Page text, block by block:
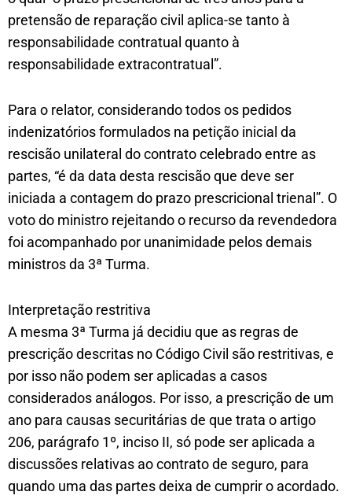
pretensão de reparação civil aplica-se tanto à
responsabilidade contratual quanto à
responsabilidade extracontratual”.
Para o relator, considerando todos os pedidos
indenizatórios formulados na petição inicial da
rescisão unilateral do contrato celebrado entre as
partes, “é da data desta rescisão que deve ser
iniciada a contagem do prazo prescricional trienal”. O
voto do ministro rejeitando o recurso da revendedora
foi acompanhado por unanimidade pelos demais
ministros da 3ª Turma.
Interpretação restritiva
A mesma 3ª Turma já decidiu que as regras de
prescrição descritas no Código Civil são restritivas, e
por isso não podem ser aplicadas a casos
considerados análogos. Por isso, a prescrição de um
ano para causas securitárias de que trata o artigo
206, parágrafo 1º, inciso II, só pode ser aplicada a
discussões relativas ao contrato de seguro, para
quando uma das partes deixa de cumprir o acordado.